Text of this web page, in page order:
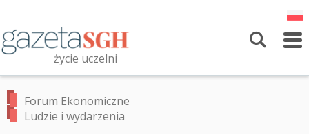
treści
życie uczelni
Przeszukaj witrynę
Forum Ekonomiczne
Ludzie i wydarzenia